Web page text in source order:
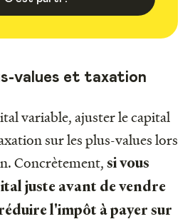
values et taxation
variable, ajuster le capital
sur les plus-values lors
Concrètement, si vous
juste avant de vendre
l'impôt à payer sur